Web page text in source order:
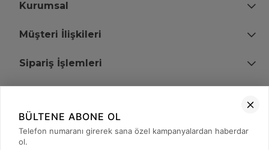
Kurumsal
Müşteri İlişkileri
Sipariş İşlemleri
+90 (850) 473 08 08
BÜLTENE ABONE OL
Telefon numaranı girerek sana özel kampanyalardan haberdar
ol.